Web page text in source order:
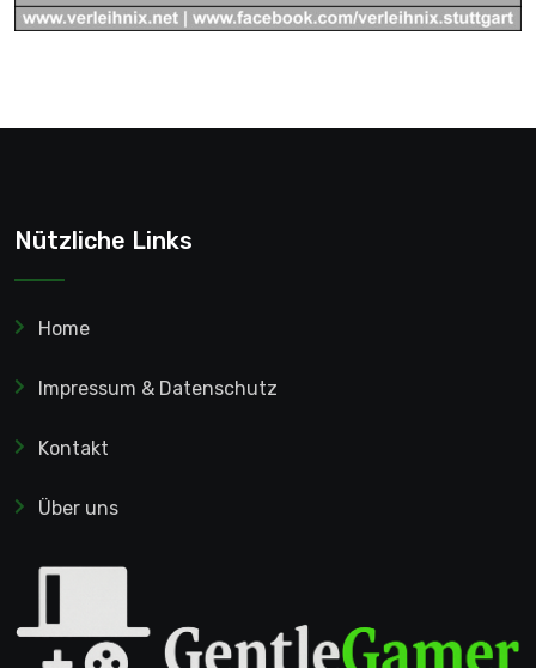
Nützliche Links
Home
Impressum & Datenschutz
Kontakt
Über uns